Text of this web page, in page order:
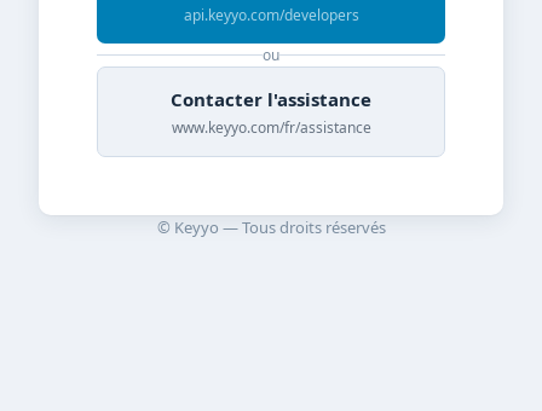
api.keyyo.com/developers
ou
Contacter l'assistance
www.keyyo.com/fr/assistance
© Keyyo — Tous droits réservés